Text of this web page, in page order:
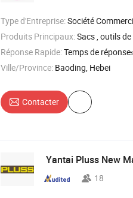
Type d'Entreprise:Société
Produits Principaux:Sacs , outils de nettoyage grattoir , produits ménagers ,
Réponse Rapide:Temps de
Ville/Province: Baoding, Hebei
Contacter
Yantai Pluss New
18